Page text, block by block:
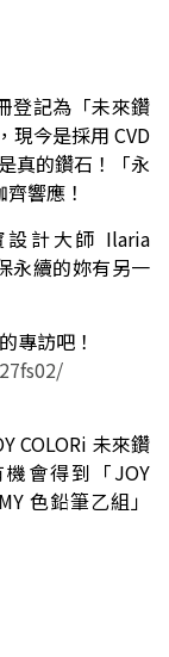
登記為「未來鑽
現今是採用 CVD
真的鑽石！「永
響應！
設計大師 Ilaria
永續的妳有另一
專訪吧！
COLORi 未來鑽
會得到「JOY
色鉛筆乙組」